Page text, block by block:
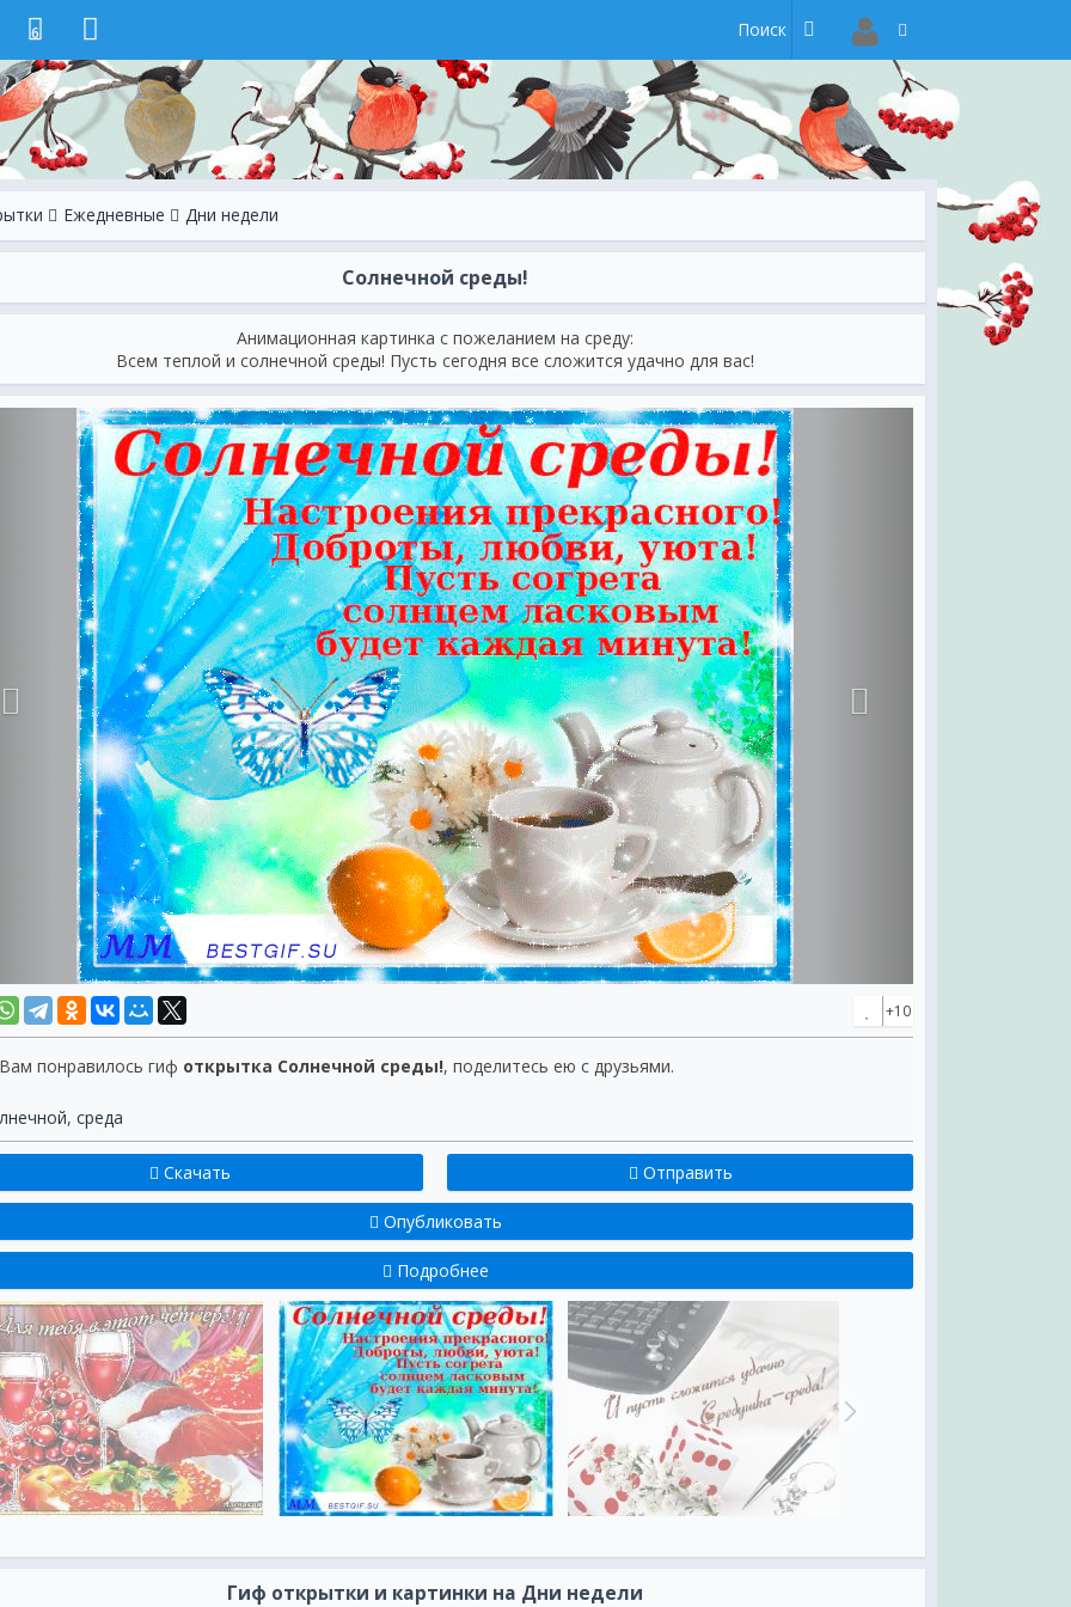
6
Ежeдневные Дни недели
Солнечной среды!
Анимационная картинка с пожеланием на среду:
Всем теплой и солнечной среды! Пусть сегодня все сложится удачно для вас!
+10
понравилось гиф открытка Солнечной среды!, поделитесь ею с друзьями.
, среда
Скачать Отправить
Опубликовать
Подробнее
Гиф открытки и картинки на Дни недели